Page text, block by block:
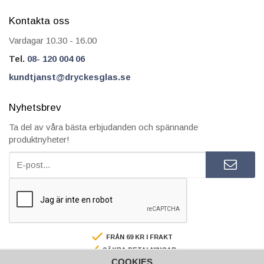
Kontakta oss
Vardagar 10.30 - 16.00
Tel. 08- 120 004 06
kundtjanst@dryckesglas.se
Nyhetsbrev
Ta del av våra bästa erbjudanden och spännande
produktnyheter!
FRÅN 69 KR I FRAKT
SÄKRA BETALNINGAR
COOKIES